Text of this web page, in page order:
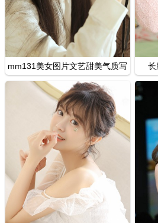
mm131美女图片文艺甜美气质写
长